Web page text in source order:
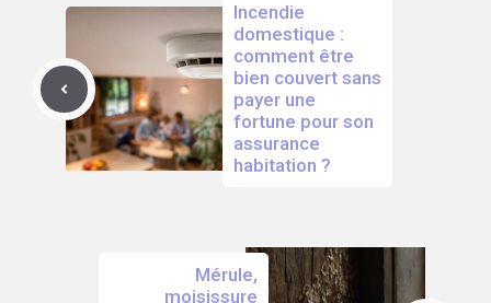
Incendie
domestique :
comment être
bien couvert sans
payer une
fortune pour son
assurance
habitation ?
Mérule,
moisissure